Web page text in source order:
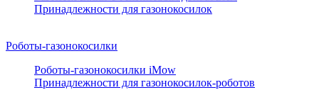
Принадлежности для газонокосилок
Роботы-газонокосилки
Роботы-газонокосилки iMow
Принадлежности для газонокосилок-роботов